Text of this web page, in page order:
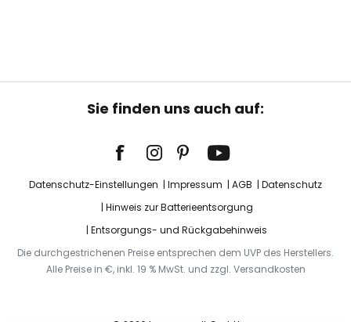
Sie finden uns auch auf:
Datenschutz-Einstellungen Impressum AGB
Datenschutz
Hinweis zur Batterieentsorgung
Entsorgungs- und Rückgabehinweis
Die durchgestrichenen Preise entsprechen dem UVP des Herstellers.
Alle Preise in €, inkl. 19 % MwSt. und zzgl. Versandkosten